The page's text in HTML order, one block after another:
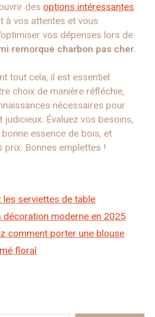
des options intéressantes
à vos attentes et vous
vos dépenses lors de
remorque charbon pas cher.
tout cela, il est essentiel
choix de manière réfléchie,
nécessaires pour
judicieux. Évaluez vos besoins,
essence de bois, et
prix. Bonnes emplettes !
les serviettes de table
décoration moderne en 2025
comment porter une blouse
floral